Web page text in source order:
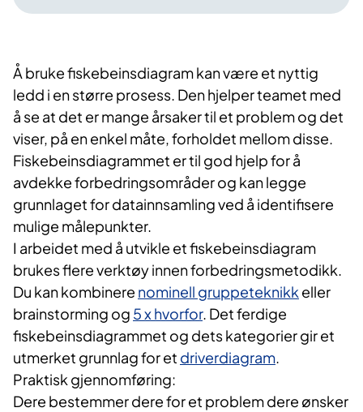
​Å bruke fiskebeinsdiagram kan være et nyttig
ledd i en større prosess. Den hjelper teamet med
å se at det er mange årsaker til et problem og det
viser, på en enkel måte, forholdet mellom disse.
Fiskebeinsdiagrammet er til god hjelp for å
avdekke forbedringsområder og kan legge
grunnlaget for datainnsamling ved å identifisere
mulige målepunkter.
I arbeidet med å utvikle et fiskebeinsdiagram
brukes flere verktøy innen forbedringsmetodikk.
Du kan kombinere nominell gruppeteknikk eller
brainstorming og 5 x hvorfor. Det ferdige
fiskebeinsdiagrammet og dets kategorier gir et
utmerket grunnlag for et driverdiagram.
Praktisk gjennomføring:
Dere bestemmer dere for et problem dere ønsker